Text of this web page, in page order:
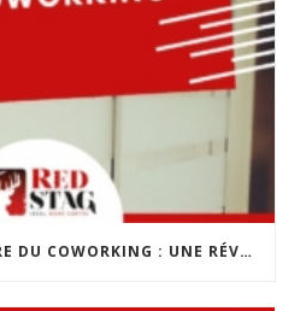
DÉCOUVREZ L’HISTOIRE DU COWORKING : UNE RÉVOLUTION DANS LE MONDE DU TRAVAIL